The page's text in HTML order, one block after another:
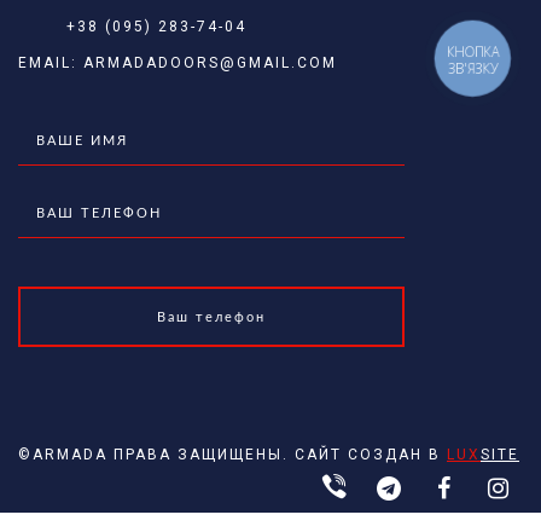
+38 (095) 283-74-04
EMAIL: ARMADADOORS@GMAIL.COM
©ARMADA ПРАВА ЗАЩИЩЕНЫ. САЙТ СОЗДАН В LUX SITE
КНОПКА
ЗВ'ЯЗКУ